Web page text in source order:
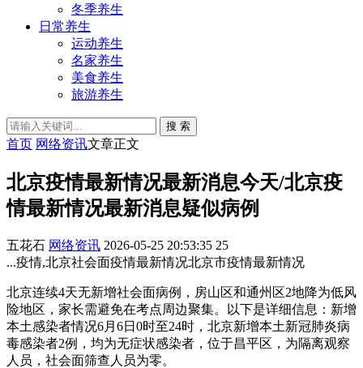
冬季养生
日常养生
运动养生
名家养生
美食养生
旅游养生
搜 索
首页 网络资讯文章正文
北京疫情最新情况最新消息今天/北京疫
情最新情况最新消息疑似病例
五花石 网络资讯 2026-05-25 20:53:35 25
...疫情,北京社会面疫情最新情况北京市疫情最新情况
北京连续4天无新增社会面病例，房山区和通州区2地降为低风
险地区，家长需避免在考点周边聚集。以下是详细信息：新增
本土感染者情况6月6日0时至24时，北京新增本土新冠肺炎病
毒感染者2例，均为无症状感染者，位于昌平区，为隔离观察
人员，社会面筛查人员为零。